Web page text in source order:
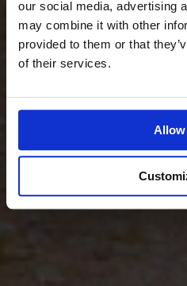
our social media, advertising
may combine it with other
provided to them or that
of their services.